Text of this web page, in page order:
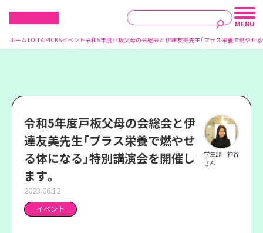
ホームTOITA PICKSイベント令和5年度戸板父母の会総会と伊達友美先生「プラス栄養で燃やせ
令和5年度戸板父母の会総会と伊
達友美先生「プラス栄養で燃やせ
る体になる」特別講演会を開催し
ます。
2023.06.12
イベント
学生部 神谷
さん